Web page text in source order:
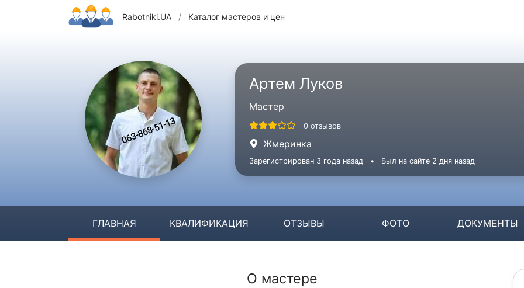
Rabotniki.UA / Каталог мастеров и цен
Артем Луков
Мастер
0 отзывов
Жмеринка
Зарегистрирован 3 года назад • Был на сайте 2 дня назад
ГЛАВНАЯ КВАЛИФИКАЦИЯ ОТЗЫВЫ ФОТО ДОКУМЕНТЫ
О мастере